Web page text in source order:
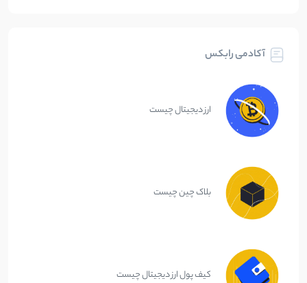
آکادمی رابکس
ارز دیجیتال چیست
بلاک چین چیست
کیف پول ارز دیجیتال چیست